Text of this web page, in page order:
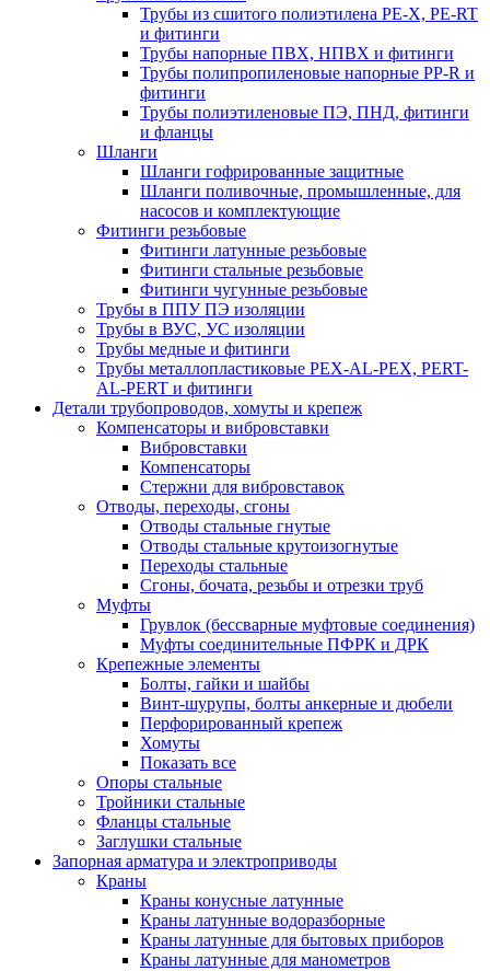
Трубы из сшитого полиэтилена PE-X, PE-RT
и фитинги
Трубы напорные ПВХ, НПВХ и фитинги
Трубы полипропиленовые напорные PP-R и
фитинги
Трубы полиэтиленовые ПЭ, ПНД, фитинги
и фланцы
Шланги
Шланги гофрированные защитные
Шланги поливочные, промышленные, для
насосов и комплектующие
Фитинги резьбовые
Фитинги латунные резьбовые
Фитинги стальные резьбовые
Фитинги чугунные резьбовые
Трубы в ППУ ПЭ изоляции
Трубы в ВУС, УС изоляции
Трубы медные и фитинги
Трубы металлопластиковые PEX-AL-PEX, PERT-
AL-PERT и фитинги
Детали трубопроводов, хомуты и крепеж
Компенсаторы и вибровставки
Вибровставки
Компенсаторы
Стержни для вибровставок
Отводы, переходы, сгоны
Отводы стальные гнутые
Отводы стальные крутоизогнутые
Переходы стальные
Сгоны, бочата, резьбы и отрезки труб
Муфты
Грувлок (бессварные муфтовые соединения)
Муфты соединительные ПФРК и ДРК
Крепежные элементы
Болты, гайки и шайбы
Винт-шурупы, болты анкерные и дюбели
Перфорированный крепеж
Хомуты
Показать все
Опоры стальные
Тройники стальные
Фланцы стальные
Заглушки стальные
Запорная арматура и электроприводы
Краны
Краны конусные латунные
Краны латунные водоразборные
Краны латунные для бытовых приборов
Краны латунные для манометров